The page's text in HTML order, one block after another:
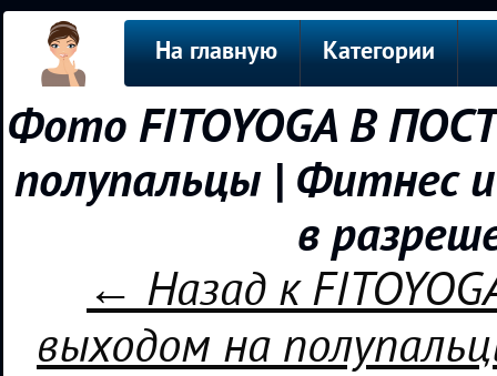
На главную Категории
Фото FITOYOGA В
полупальцы | Фитнес
в
← Назад к
выходом на